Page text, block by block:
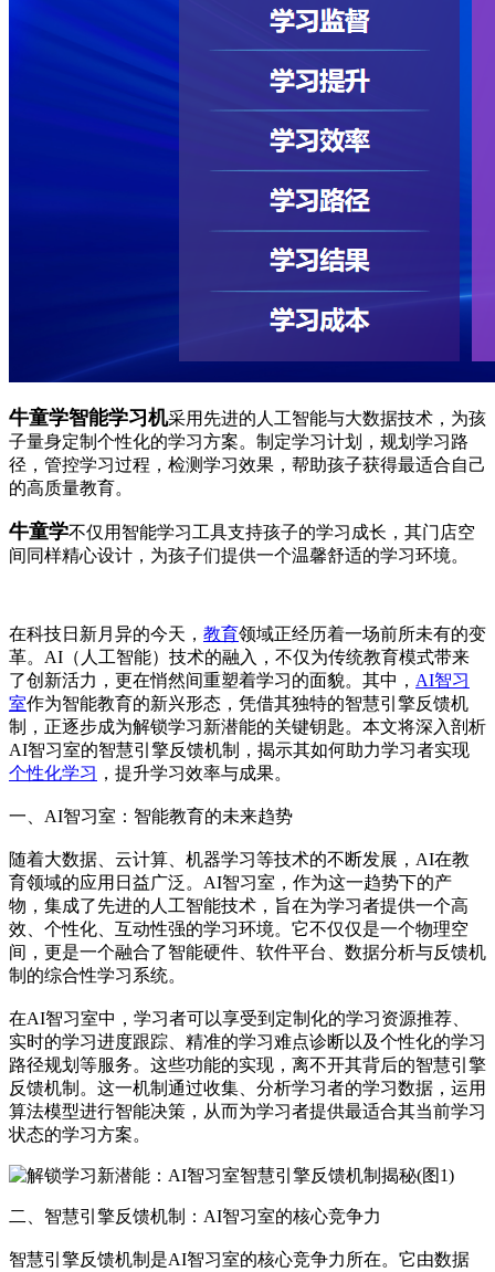
牛童学智能学习机采用先进的人工智能与大数据技术，为孩
子量身定制个性化的学习方案。制定学习计划，规划学习路
径，管控学习过程，检测学习效果，帮助孩子获得最适合自己
的高质量教育。
牛童学不仅用智能学习工具支持孩子的学习成长，其门店空
间同样精心设计，为孩子们提供一个温馨舒适的学习环境。
在科技日新月异的今天， 教育领域正经历着一场前所未有的变
革。AI（人工智能）技术的融入，不仅为传统教育模式带来
了创新活力，更在悄然间重塑着学习的面貌。其中， AI智习
室作为智能教育的新兴形态，凭借其独特的智慧引擎反馈机
制，正逐步成为解锁学习新潜能的关键钥匙。本文将深入剖析
AI智习室的智慧引擎反馈机制，揭示其如何助力学习者实现
个性化学习 ，提升学习效率与成果。
一、AI智习室：智能教育的未来趋势
随着大数据、云计算、机器学习等技术的不断发展，AI在教
育领域的应用日益广泛。AI智习室，作为这一趋势下的产
物，集成了先进的人工智能技术，旨在为学习者提供一个高
效、个性化、互动性强的学习环境。它不仅仅是一个物理空
间，更是一个融合了智能硬件、软件平台、数据分析与反馈机
制的综合性学习系统。
在AI智习室中，学习者可以享受到定制化的学习资源推荐、
实时的学习进度跟踪、精准的学习难点诊断以及个性化的学习
路径规划等服务。这些功能的实现，离不开其背后的智慧引擎
反馈机制。这一机制通过收集、分析学习者的学习数据，运用
算法模型进行智能决策，从而为学习者提供最适合其当前学习
状态的学习方案。
二、智慧引擎反馈机制：AI智习室的核心竞争力
智慧引擎反馈机制是AI智习室的核心竞争力所在。它由数据